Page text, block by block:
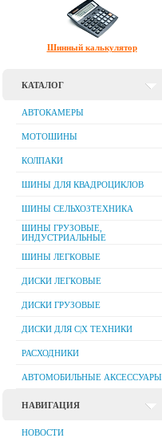
Шинный калькулятор
КАТАЛОГ
АВТОКАМЕРЫ
МОТОШИНЫ
КОЛПАКИ
ШИНЫ ДЛЯ КВАДРОЦИКЛОВ
ШИНЫ СЕЛЬХОЗТЕХНИКА
ШИНЫ ГРУЗОВЫЕ,
ИНДУСТРИАЛЬНЫЕ
ШИНЫ ЛЕГКОВЫЕ
ДИСКИ ЛЕГКОВЫЕ
ДИСКИ ГРУЗОВЫЕ
ДИСКИ ДЛЯ C|Х ТЕХНИКИ
РАСХОДНИКИ
АВТОМОБИЛЬНЫЕ АКСЕССУАРЫ
НАВИГАЦИЯ
НОВОСТИ